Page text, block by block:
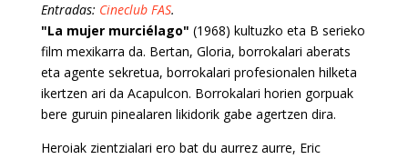
Entradas: Cineclub FAS.
"La mujer murciélago" (1968) kultuzko eta B serieko
film mexikarra da. Bertan, Gloria, borrokalari aberats
eta agente sekretua, borrokalari profesionalen hilketa
ikertzen ari da Acapulcon. Borrokalari horien gorpuak
bere guruin pinealaren likidorik gabe agertzen dira.
Heroiak zientzialari ero bat du aurrez aurre, Eric